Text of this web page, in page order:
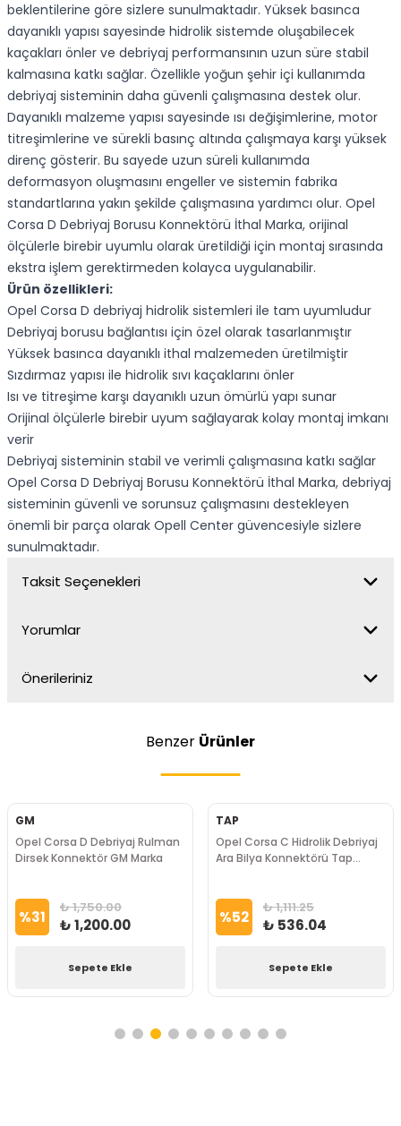
beklentilerine göre sizlere sunulmaktadır. Yüksek basınca
dayanıklı yapısı sayesinde hidrolik sistemde oluşabilecek
kaçakları önler ve debriyaj performansının uzun süre stabil
kalmasına katkı sağlar. Özellikle yoğun şehir içi kullanımda
debriyaj sisteminin daha güvenli çalışmasına destek olur.
Dayanıklı malzeme yapısı sayesinde ısı değişimlerine, motor
titreşimlerine ve sürekli basınç altında çalışmaya karşı yüksek
direnç gösterir. Bu sayede uzun süreli kullanımda
deformasyon oluşmasını engeller ve sistemin fabrika
standartlarına yakın şekilde çalışmasına yardımcı olur. Opel
Corsa D Debriyaj Borusu Konnektörü İthal Marka, orijinal
ölçülerle birebir uyumlu olarak üretildiği için montaj sırasında
ekstra işlem gerektirmeden kolayca uygulanabilir.
Ürün özellikleri:
Opel Corsa D debriyaj hidrolik sistemleri ile tam uyumludur
Debriyaj borusu bağlantısı için özel olarak tasarlanmıştır
Yüksek basınca dayanıklı ithal malzemeden üretilmiştir
Sızdırmaz yapısı ile hidrolik sıvı kaçaklarını önler
Isı ve titreşime karşı dayanıklı uzun ömürlü yapı sunar
Orijinal ölçülerle birebir uyum sağlayarak kolay montaj imkanı
verir
Debriyaj sisteminin stabil ve verimli çalışmasına katkı sağlar
Opel Corsa D Debriyaj Borusu Konnektörü İthal Marka, debriyaj
sisteminin güvenli ve sorunsuz çalışmasını destekleyen
önemli bir parça olarak Opell Center güvencesiyle sizlere
sunulmaktadır.
Taksit Seçenekleri
Yorumlar
Önerileriniz
Benzer Ürünler
GM
Opel Corsa D Debriyaj Rulman
Dirsek Konnektör GM Marka
%31 ₺ 1,750.00
₺ 1,200.00
Sepete Ekle
TAP
Opel Corsa C Hidrolik Debriyaj
Ara Bilya Konnektörü Tap
%52 ₺ 1,111.25
₺ 536.04
Sepete Ekle